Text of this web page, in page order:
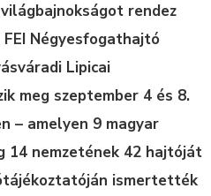
rendez
FEI Négyesfogathajtó
Lipicai
meg szeptember 4 és 8.
– amelyen 9 magyar
nemzetének 42 hajtóját
ismertették